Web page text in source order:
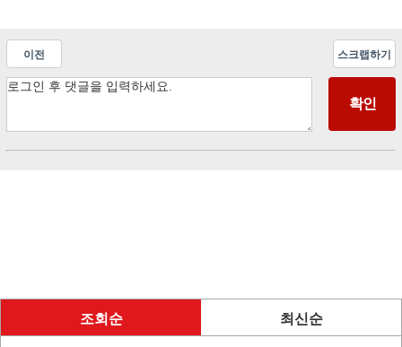
이전 스크랩하기
조회순 최신순